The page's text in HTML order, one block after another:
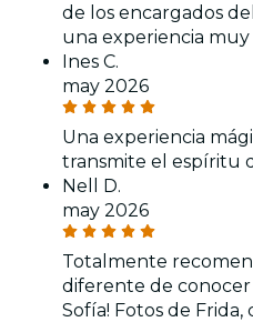
de los encargados
una experiencia
Ines C.
may 2026
Una experiencia
transmite el espíritu
Nell D.
may 2026
Totalmente
diferente de conocer
Sofía! Fotos de Frida,